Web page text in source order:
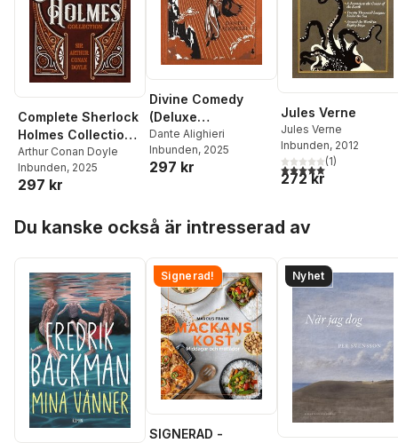
Complete Sherlock
Holmes Collection
(Deluxe
Leatherbound
Edition)
Arthur Conan Doyle
Inbunden, 2025
297 kr
Divine Comedy
(Deluxe
Leatherbound
Edition)
Dante Alighieri
Inbunden, 2025
297 kr
Jules Verne
Jules Verne
Inbunden, 2012
5,0utav 5 stjärnor.
(1)
272 kr
Du kanske också är intresserad av
Signerad!
SIGNERAD -
Nyhet